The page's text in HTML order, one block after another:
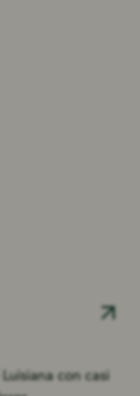
con casi